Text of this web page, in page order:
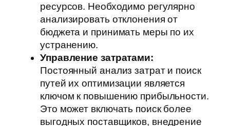
ресурсов. Необходимо регулярно
анализировать отклонения от
бюджета и принимать меры по их
устранению.
Управление затратами:
Постоянный анализ затрат и поиск
путей их оптимизации является
ключом к повышению прибыльности.
Это может включать поиск более
выгодных поставщиков, внедрение